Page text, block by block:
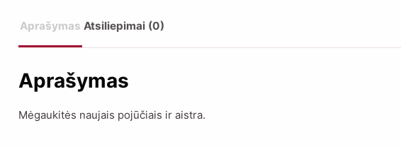
Aprašymas Atsiliepimai (0)
Aprašymas
Mėgaukitės naujais pojūčiais ir aistra.